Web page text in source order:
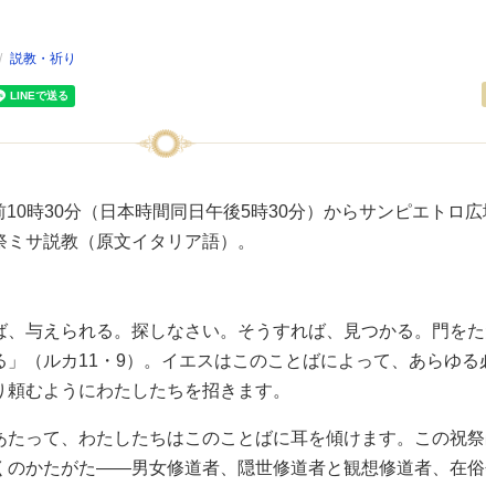
説教・祈り
時30分（日本時間同日午後5時30分）からサンピエトロ
サ説教（原文イタリア語）。
与えられる。探しなさい。そうすれば、見つかる。門を
」（ルカ11・9）。イエスはこのことばによって、あらゆる
むようにわたしたちを招きます。
って、わたしたちはこのことばに耳を傾けます。この祝
のかたがた――男女修道者、隠世修道者と観想修道者、在